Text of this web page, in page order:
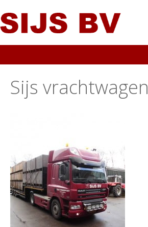
Sijs vrachtwagen